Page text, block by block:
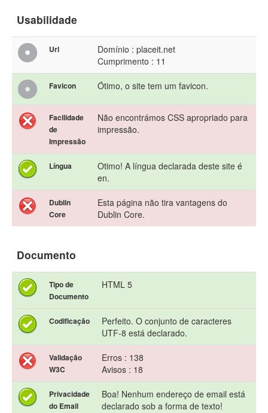
Usabilidade
Url
Domínio : placeit.net
Cumprimento : 11
Favicon Ótimo, o site tem um favicon.
Facilidade
de
Impressão
Não encontrámos CSS apropriado para
impressão.
Língua
Otimo! A língua declarada deste site é
en.
Dublin
Core
Esta página não tira vantagens do
Dublin Core.
Documento
Tipo de
Documento
HTML 5
Codificação
Perfeito. O conjunto de caracteres
UTF-8 está declarado.
Validação
W3C
Erros : 138
Avisos : 18
Privacidade
do Email
Boa! Nenhum endereço de email está
declarado sob a forma de texto!